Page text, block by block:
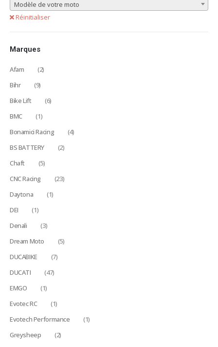
Modèle de votre moto
Réinitialiser
Marques
Afam
(2)
Bihr
(9)
Bike Lift
(6)
BMC
(1)
Bonamici Racing
(4)
BS BATTERY
(2)
Chaft
(5)
CNC Racing
(23)
Daytona
(1)
DEI
(1)
Denali
(3)
Dream Moto
(5)
DUCABIKE
(7)
DUCATI
(47)
EMGO
(1)
Evotec RC
(1)
Evotech Performance
(1)
Greysheep
(2)